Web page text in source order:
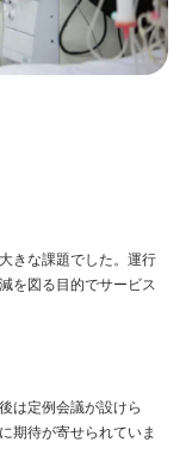
きな課題でした。運行
を図る目的でサービス
は定例会議が設けら
期待が寄せられていま